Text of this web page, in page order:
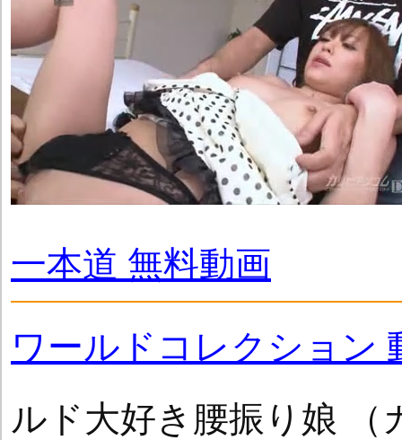
一本道 無料動画
ワールドコレクション
ルド大好き腰振り娘 （